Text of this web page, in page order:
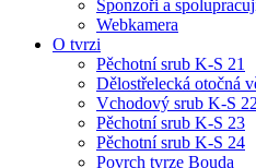
Sponzoři a
Webkamera
O tvrzi
Pěchotní srub K-S 21
Dělostřelecká otočná
Vchodový srub K-S
Pěchotní srub K-S 23
Pěchotní srub K-S 24
Povrch tvrze Bouda